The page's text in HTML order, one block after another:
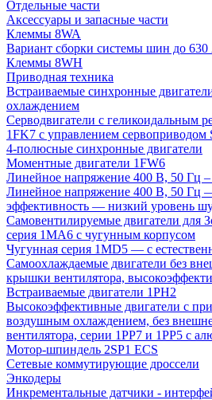
Отдельные части
Аксессуары и запасные части
Клеммы 8WA
Вариант сборки системы шин до 630
Клеммы 8WH
Приводная техника
Встраиваемые синхронные
охлаждением
Серводвигатели с геликоидальным
1FK7 с управлением
4-полюсные синхронные двигатели
Моментные двигатели 1FW6
Линейное напряжение 400 В, 50 Гц
Линейное напряжение 400 В, 50 Гц
эффективность — низкий уровень
Самовентилируемые двигатели для
серия 1MA6 с чугунным корпусом
Чугунная серия 1MD5 — с
Самоохлаждаемые двигатели без
крышки вентилятора,
Встраиваемые двигатели 1PH2
Высокоэффективные двигатели с
воздушным охлаждением, без
вентилятора, серии 1PP7 и 1PP5 с
Мотор-шпиндель 2SP1 ECS
Сетевые коммутирующие дроссели
Энкодеры
Инкрементальные датчики -